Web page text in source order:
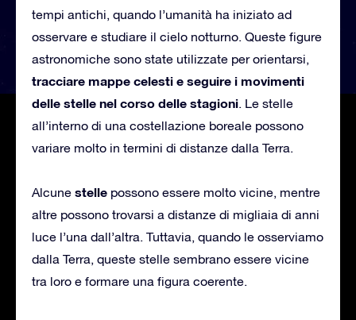
tempi antichi, quando l’umanità ha iniziato ad
osservare e studiare il cielo notturno. Queste figure
astronomiche sono state utilizzate per orientarsi,
tracciare mappe celesti e seguire i movimenti
delle stelle nel corso delle stagioni. Le stelle
all’interno di una costellazione boreale possono
variare molto in termini di distanze dalla Terra.
Alcune stelle possono essere molto vicine, mentre
altre possono trovarsi a distanze di migliaia di anni
luce l’una dall’altra. Tuttavia, quando le osserviamo
dalla Terra, queste stelle sembrano essere vicine
tra loro e formare una figura coerente.